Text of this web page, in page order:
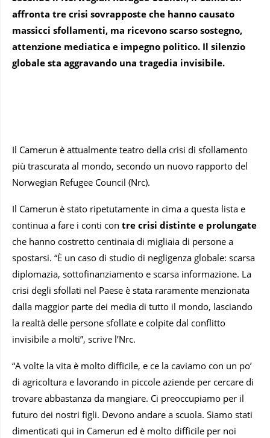
affronta tre crisi sovrapposte che hanno causato
massicci sfollamenti, ma ricevono scarso sostegno,
attenzione mediatica e impegno politico. Il silenzio
globale sta aggravando una tragedia invisibile.
Il Camerun è attualmente teatro della crisi di sfollamento
più trascurata al mondo, secondo un nuovo rapporto del
Norwegian Refugee Council (Nrc).
Il Camerun è stato ripetutamente in cima a questa lista e
continua a fare i conti con tre crisi distinte e prolungate
che hanno costretto centinaia di migliaia di persone a
spostarsi. “È un caso di studio di negligenza globale: scarsa
diplomazia, sottofinanziamento e scarsa informazione. La
crisi degli sfollati nel Paese è stata raramente menzionata
dalla maggior parte dei media di tutto il mondo, lasciando
la realtà delle persone sfollate e colpite dal conflitto
invisibile a molti”, scrive l’Nrc.
“A volte la vita è molto difficile, e ce la caviamo con un po’
di agricoltura e lavorando in piccole aziende per cercare di
trovare abbastanza da mangiare. Ci preoccupiamo per il
futuro dei nostri figli. Devono andare a scuola. Siamo stati
dimenticati qui in Camerun ed è molto difficile per noi